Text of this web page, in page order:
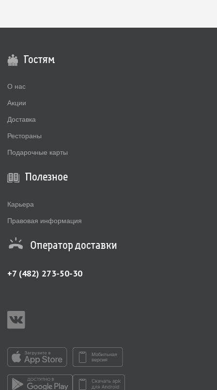
Гостям
О нас
Акции
Доставка
Рестораны
Подарочные карты
Полезное
Карьера
Правовая информация
Оператор доставки
+7 (482) 273-50-30